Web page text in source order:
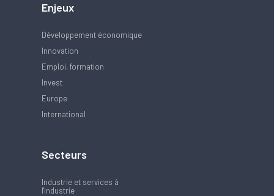
Enjeux
Développement économique
Innovation
Emploi, formation
Invest
Europe
International
Secteurs
Industrie et services à
l'industrie